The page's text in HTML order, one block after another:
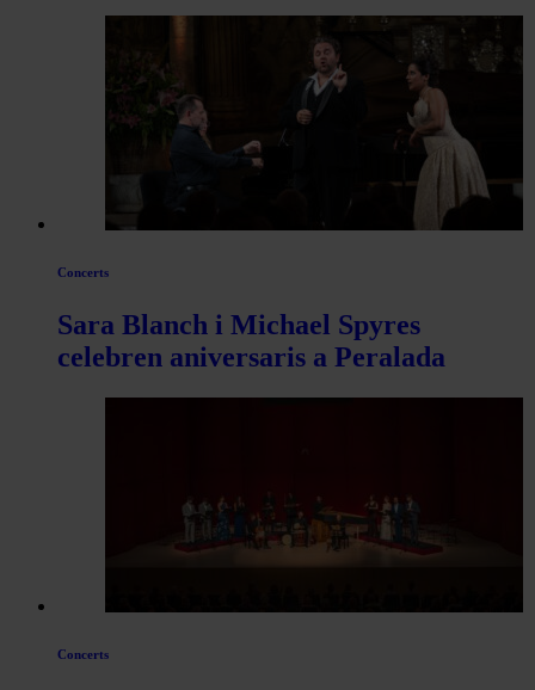
Concerts
Sara Blanch i Michael Spyres
celebren aniversaris a Peralada
Concerts